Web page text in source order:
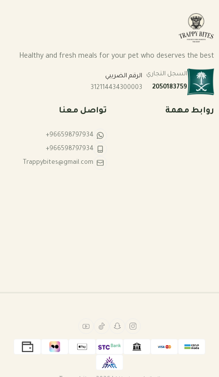
Healthy and fresh meals for your pet who deserves the best
السجل التجاري
2050183759
الرقم الضريبي
312114434300003
روابط مهمة تواصل معنا
+966598797934
+966598797934
Trappybites@gmail.com